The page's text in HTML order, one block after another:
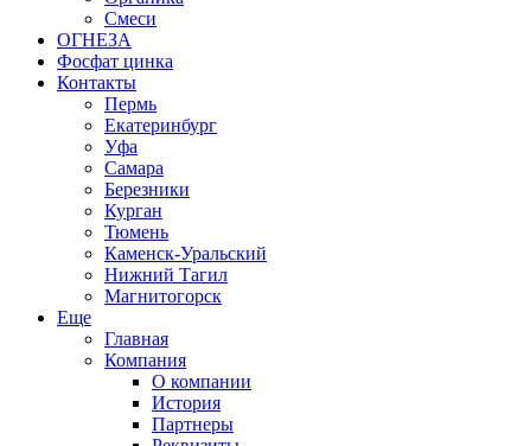
Смеси
ОГНЕЗА
Фосфат цинка
Контакты
Пермь
Екатеринбург
Уфа
Самара
Березники
Курган
Тюмень
Каменск-Уральский
Нижний Тагил
Магнитогорск
Еще
Главная
Компания
О компании
История
Партнеры